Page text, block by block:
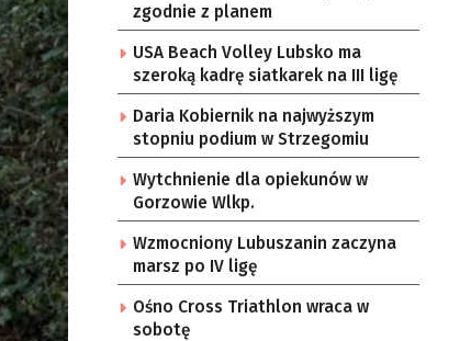
zgodnie z planem
USA Beach Volley Lubsko ma
szeroką kadrę siatkarek na III ligę
Daria Kobiernik na najwyższym
stopniu podium w Strzegomiu
Wytchnienie dla opiekunów w
Gorzowie Wlkp.
Wzmocniony Lubuszanin zaczyna
marsz po IV ligę
Ośno Cross Triathlon wraca w
sobotę